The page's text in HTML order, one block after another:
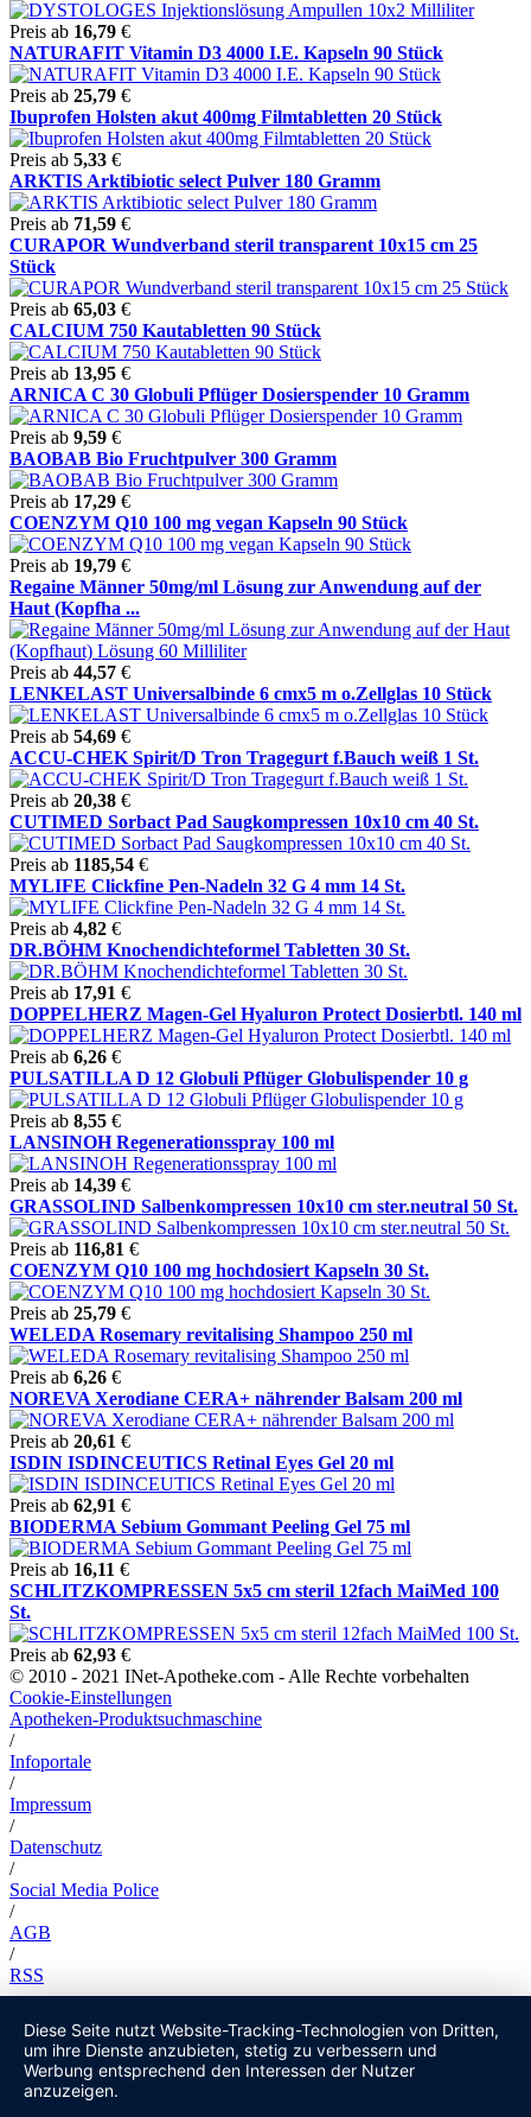
Preis ab 16,79 €
NATURAFIT Vitamin D3 4000 I.E. Kapseln 90 Stück
Preis ab 25,79 €
Ibuprofen Holsten akut 400mg Filmtabletten 20 Stück
Preis ab 5,33 €
ARKTIS Arktibiotic select Pulver 180 Gramm
Preis ab 71,59 €
CURAPOR Wundverband steril transparent 10x15 cm 25
Stück
Preis ab 65,03 €
CALCIUM 750 Kautabletten 90 Stück
Preis ab 13,95 €
ARNICA C 30 Globuli Pflüger Dosierspender 10 Gramm
Preis ab 9,59 €
BAOBAB Bio Fruchtpulver 300 Gramm
Preis ab 17,29 €
COENZYM Q10 100 mg vegan Kapseln 90 Stück
Preis ab 19,79 €
Regaine Männer 50mg/ml Lösung zur Anwendung auf der
Haut (Kopfha ...
Preis ab 44,57 €
LENKELAST Universalbinde 6 cmx5 m o.Zellglas 10 Stück
Preis ab 54,69 €
ACCU-CHEK Spirit/D Tron Tragegurt f.Bauch weiß 1 St.
Preis ab 20,38 €
CUTIMED Sorbact Pad Saugkompressen 10x10 cm 40 St.
Preis ab 1185,54 €
MYLIFE Clickfine Pen-Nadeln 32 G 4 mm 14 St.
Preis ab 4,82 €
DR.BÖHM Knochendichteformel Tabletten 30 St.
Preis ab 17,91 €
DOPPELHERZ Magen-Gel Hyaluron Protect Dosierbtl. 140 ml
Preis ab 6,26 €
PULSATILLA D 12 Globuli Pflüger Globulispender 10 g
Preis ab 8,55 €
LANSINOH Regenerationsspray 100 ml
Preis ab 14,39 €
GRASSOLIND Salbenkompressen 10x10 cm ster.neutral 50 St.
Preis ab 116,81 €
COENZYM Q10 100 mg hochdosiert Kapseln 30 St.
Preis ab 25,79 €
WELEDA Rosemary revitalising Shampoo 250 ml
Preis ab 6,26 €
NOREVA Xerodiane CERA+ nährender Balsam 200 ml
Preis ab 20,61 €
ISDIN ISDINCEUTICS Retinal Eyes Gel 20 ml
Preis ab 62,91 €
BIODERMA Sebium Gommant Peeling Gel 75 ml
Preis ab 16,11 €
SCHLITZKOMPRESSEN 5x5 cm steril 12fach MaiMed 100
St.
Preis ab 62,93 €
© 2010 - 2021 INet-Apotheke.com - Alle Rechte vorbehalten
Cookie-Einstellungen
Apotheken-Produktsuchmaschine
/
Infoportale
/
Impressum
/
Datenschutz
/
Social Media Police
/
AGB
/
RSS
Diese Seite nutzt Website-Tracking-Technologien von Dritten,
um ihre Dienste anzubieten, stetig zu verbessern und
Werbung entsprechend den Interessen der Nutzer
anzuzeigen.